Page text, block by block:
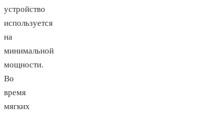
устройство
используется
на
минимальной
мощности.
Во
время
мягких